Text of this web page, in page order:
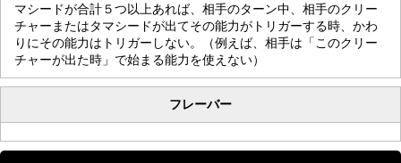
マシードが合計５つ以上あれば、相手のターン中、相手のクリー
チャーまたはタマシードが出てその能力がトリガーする時、かわ
りにその能力はトリガーしない。（例えば、相手は「このクリー
チャーが出た時」で始まる能力を使えない）
フレーバー